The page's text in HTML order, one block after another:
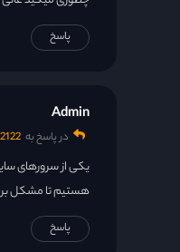
پاسخ
Admin
در پاسخ به
یکی از سرورهای
هستیم تا مشکل
پاسخ